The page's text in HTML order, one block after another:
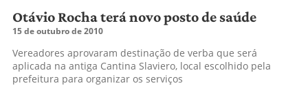
Otávio Rocha terá novo posto de saúde
15 de outubro de 2010
Vereadores aprovaram destinação de verba que será
aplicada na antiga Cantina Slaviero, local escolhido pela
prefeitura para organizar os serviços